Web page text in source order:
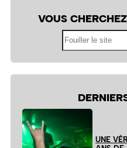
VOUS
Fouiller
UNE